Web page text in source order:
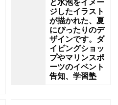
と水泡をイメー
ジしたイラスト
が描かれた、夏
にぴったりのデ
ザインです。ダ
イビングショッ
プやマリンスポ
ーツのイベント
告知、学習塾